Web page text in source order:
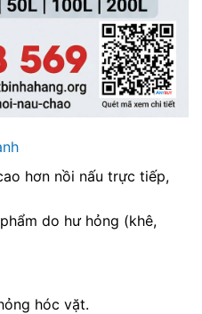
hơn nồi nấu trực tiếp,
do hư hỏng (khê,
hóc vặt.